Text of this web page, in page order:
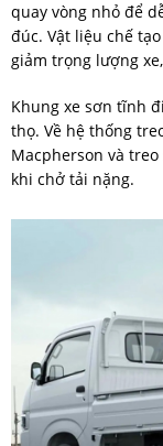
quay vòng nhỏ để
đúc. Vật liệu chế
giảm trọng lượng
Khung xe sơn tĩnh
thọ. Về hệ thống
Macpherson và
khi chở tải nặng.